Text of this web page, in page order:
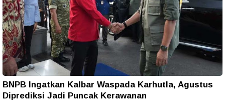
BNPB Ingatkan Kalbar Waspada Karhutla, Agustus
Diprediksi Jadi Puncak Kerawanan